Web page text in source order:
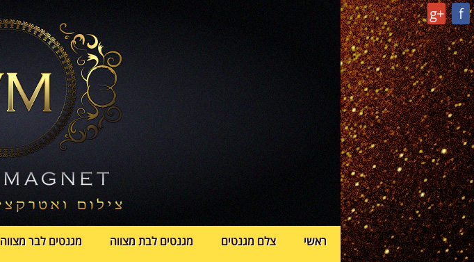
g+ f
ראשי צלם מגנטים מגנטים לבת מצווה מגנטים לבר מצווה